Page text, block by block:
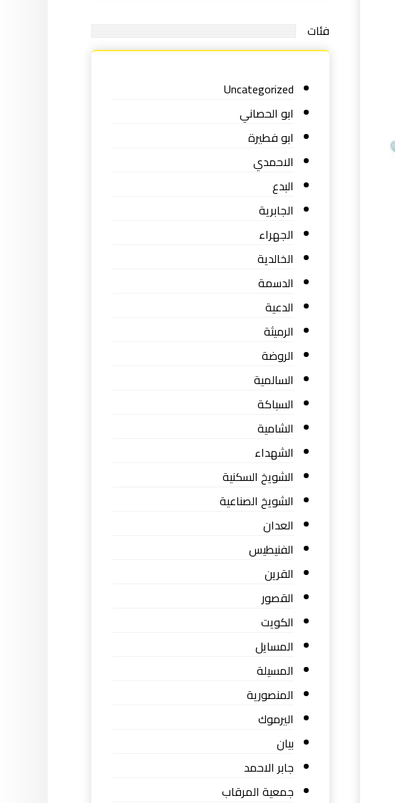
فئات
Uncategorized
ابو الحصاني
ابو فطيرة
الاحمدي
البدع
الجابرية
الجهراء
الخالدية
الدسمة
الدعية
الرميثة
الروضة
السالمية
السباكة
الشامية
الشهداء
الشويخ السكنية
الشويخ الصناعية
العدان
الفنيطيس
القرين
القصور
الكويت
المسايل
المسيلة
المنصورية
اليرموك
بيان
جابر الاحمد
جمعية المرقاب